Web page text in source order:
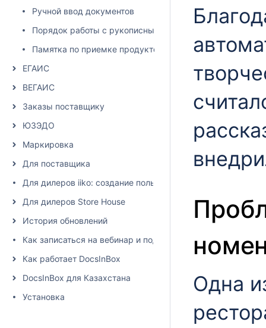
Ручной ввод документов
Порядок работы с рукописными накладными
Памятка по приемке продуктовых и непродуктовых
ЕГАИС
ВЕГАИС
Заказы поставщику
ЮЗЭДО
Маркировка
Для поставщика
Для дилеров iiko: создание пользователя и настройка
Для дилеров Store House
История обновлений
Как записаться на вебинар и подписаться на рассылку
Как работает DocsInBox
DocsInBox для Казахстана
Установка
Одна